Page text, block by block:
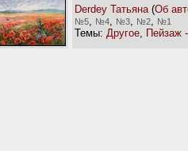
Derdey Татьяна (Об
№5 №4 №3 №2 №1
Темы: Другое Пейзаж